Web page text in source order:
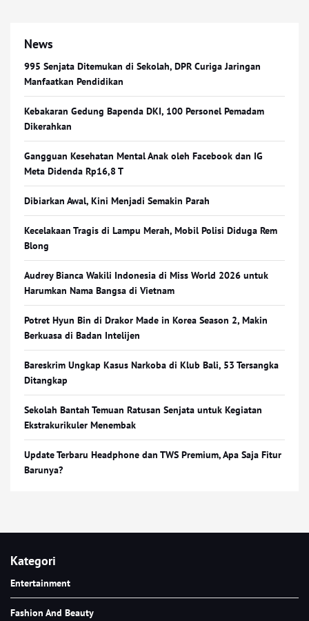
News
995 Senjata Ditemukan di Sekolah, DPR Curiga Jaringan
Manfaatkan Pendidikan
Kebakaran Gedung Bapenda DKI, 100 Personel Pemadam
Dikerahkan
Gangguan Kesehatan Mental Anak oleh Facebook dan IG
Meta Didenda Rp16,8 T
Dibiarkan Awal, Kini Menjadi Semakin Parah
Kecelakaan Tragis di Lampu Merah, Mobil Polisi Diduga Rem
Blong
Audrey Bianca Wakili Indonesia di Miss World 2026 untuk
Harumkan Nama Bangsa di Vietnam
Potret Hyun Bin di Drakor Made in Korea Season 2, Makin
Berkuasa di Badan Intelijen
Bareskrim Ungkap Kasus Narkoba di Klub Bali, 53 Tersangka
Ditangkap
Sekolah Bantah Temuan Ratusan Senjata untuk Kegiatan
Ekstrakurikuler Menembak
Update Terbaru Headphone dan TWS Premium, Apa Saja Fitur
Barunya?
Kategori
Entertainment
Fashion And Beauty